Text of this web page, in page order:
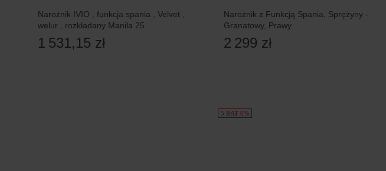
Narożnik IVIO , funkcja spania , Velvet ,
welur , rozkładany Manila 25
1 531,15 zł
Narożnik z Funkcją Spania, Sprężyny -
Granatowy, Prawy
2 299 zł
5 RAT 0%